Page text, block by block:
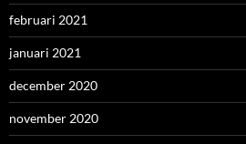
februari 2021
januari 2021
december 2020
november 2020